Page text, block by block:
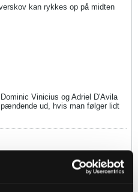
kan rykkes op på midten
Vinicius og Adriel D'Avila
ud, hvis man følger lidt